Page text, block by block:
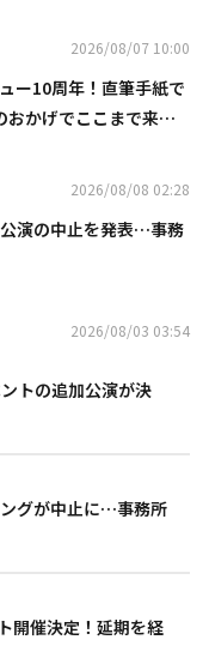
2026/08/07 10:00
ー10周年！直筆手紙で
おかげでここまで来ら
2026/08/08 02:28
演の中止を発表…事務
2026/08/03 03:54
トの追加公演が決
グが中止に…事務所
開催決定！延期を経